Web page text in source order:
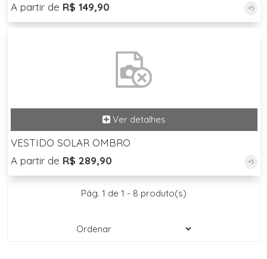
A partir de R$ 149,90 +5
VESTIDO SOLAR OMBRO
A partir de R$ 289,90 +5
Pág. 1 de 1 - 8 produto(s)